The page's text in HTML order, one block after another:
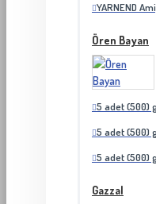
YARNEND
Ören Bayan
5 adet (500)
5 adet (500)
5 adet (500)
Gazzal